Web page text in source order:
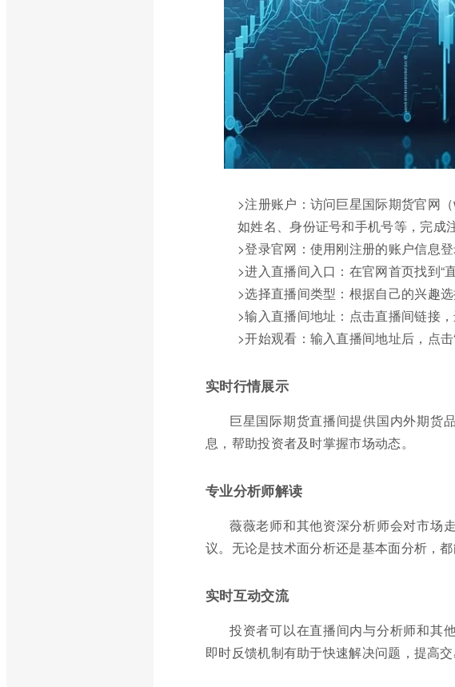
>注册账户：访问巨星国际期货官网
如姓名、身份证号和手机号等，完成
>登录官网：使用刚注册的账户信息登
>进入直播间入口：在官网首页找到“
>选择直播间类型：根据自己的兴趣选
>输入直播间地址：点击直播间链接
>开始观看：输入直播间地址后，点
实时行情展示
巨星国际期货直播间提供国内外期货
息，帮助投资者及时掌握市场动态。
专业分析师解读
薇薇老师和其他资深分析师会对市场
议。无论是技术面分析还是基本面分析，都
实时互动交流
投资者可以在直播间内与分析师和其
即时反馈机制有助于快速解决问题，提高交